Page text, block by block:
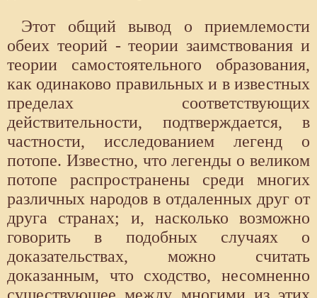
Этот общий вывод о приемлемости
обеих теорий - теории заимствования и
теории самостоятельного образования,
как одинаково правильных и в известных
пределах соответствующих
действительности, подтверждается, в
частности, исследованием легенд о
потопе. Известно, что легенды о великом
потопе распространены среди многих
различных народов в отдаленных друг от
друга странах; и, насколько возможно
говорить в подобных случаях о
доказательствах, можно считать
доказанным, что сходство, несомненно
существующее между многими из этих